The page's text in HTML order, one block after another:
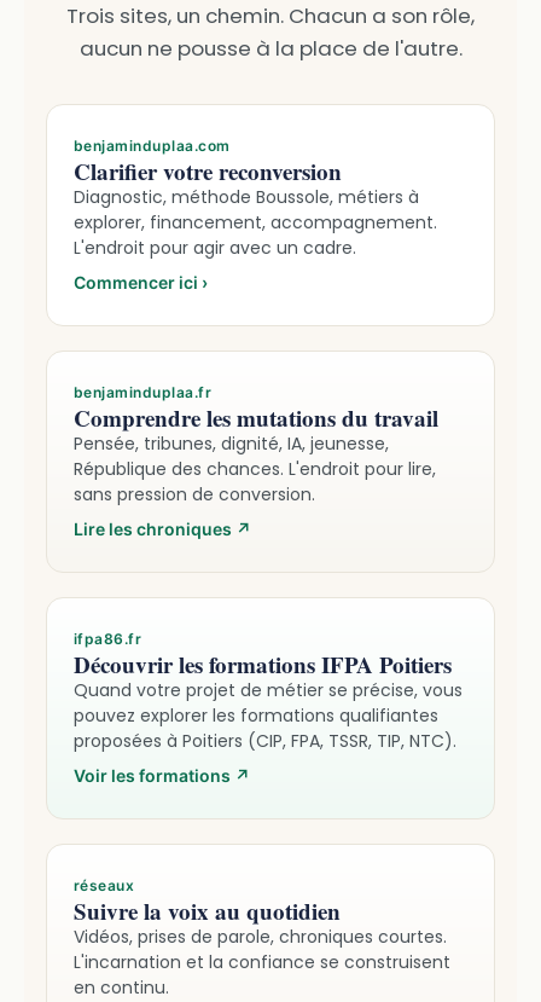
Trois sites, un chemin. Chacun a son rôle,
aucun ne pousse à la place de l'autre.
benjaminduplaa.com
Clarifier votre reconversion
Diagnostic, méthode Boussole, métiers à
explorer, financement, accompagnement.
L'endroit pour agir avec un cadre.
Commencer ici ›
benjaminduplaa.fr
Comprendre les mutations du travail
Pensée, tribunes, dignité, IA, jeunesse,
République des chances. L'endroit pour lire,
sans pression de conversion.
Lire les chroniques ↗
ifpa86.fr
Découvrir les formations IFPA Poitiers
Quand votre projet de métier se précise, vous
pouvez explorer les formations qualifiantes
proposées à Poitiers (CIP, FPA, TSSR, TIP, NTC).
Voir les formations ↗
réseaux
Suivre la voix au quotidien
Vidéos, prises de parole, chroniques courtes.
L'incarnation et la confiance se construisent
en continu.